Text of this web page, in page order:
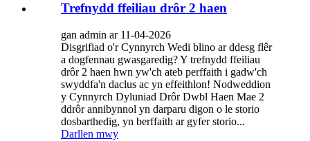
Trefnydd ffeiliau drôr 2 haen
gan admin ar 11-04-2026
Disgrifiad o'r Cynnyrch Wedi blino ar ddesg flêr
a dogfennau gwasgaredig? Y trefnydd ffeiliau
drôr 2 haen hwn yw'ch ateb perffaith i gadw'ch
swyddfa'n daclus ac yn effeithlon! Nodweddion
y Cynnyrch Dyluniad Drôr Dwbl Haen Mae 2
ddrôr annibynnol yn darparu digon o le storio
dosbarthedig, yn berffaith ar gyfer storio...
Darllen mwy